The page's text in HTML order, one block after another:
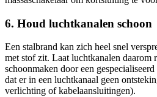
6. Houd luchtkanalen schoon
Een stalbrand kan zich heel snel
met stof zit. Laat luchtkanalen daarom
schoonmaken door een
dat er in een luchtkanaal geen
verlichting of kabelaansluitingen).